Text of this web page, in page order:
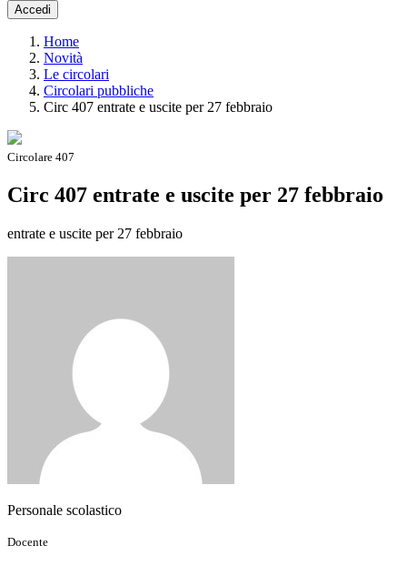
Accedi
Home
Novità
Le circolari
Circolari pubbliche
Circ 407 entrate e uscite per 27 febbraio
Circolare 407
Circ 407 entrate e uscite per 27 febbraio
entrate e uscite per 27 febbraio
Personale scolastico
Docente